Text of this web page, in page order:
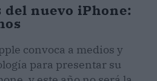
del nuevo iPhone:
convoca a medios y
para presentar su